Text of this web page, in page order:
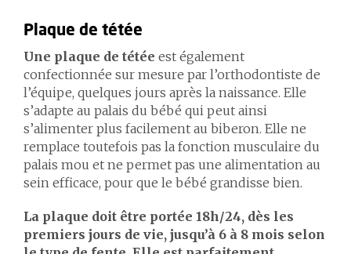
Plaque de tétée
Une plaque de tétée est également
confectionnée sur mesure par l’orthodontiste de
l’équipe, quelques jours après la naissance. Elle
s’adapte au palais du bébé qui peut ainsi
s’alimenter plus facilement au biberon. Elle ne
remplace toutefois pas la fonction musculaire du
palais mou et ne permet pas une alimentation au
sein efficace, pour que le bébé grandisse bien.
La plaque doit être portée 18h/24, dès les
premiers jours de vie, jusqu’à 6 à 8 mois selon